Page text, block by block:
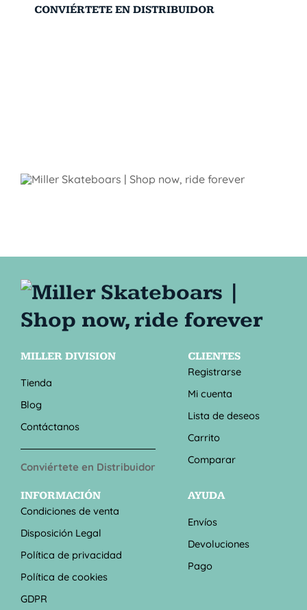
CONVIÉRTETE EN DISTRIBUIDOR
MILLER DIVISION
Tienda
Blog
Contáctanos
Conviértete en Distribuidor
CLIENTES
Registrarse
Mi cuenta
Lista de deseos
Carrito
Comparar
INFORMACIÓN
Condiciones de venta
Disposición Legal
Política de privacidad
Política de cookies
GDPR
AYUDA
Envíos
Devoluciones
Pago